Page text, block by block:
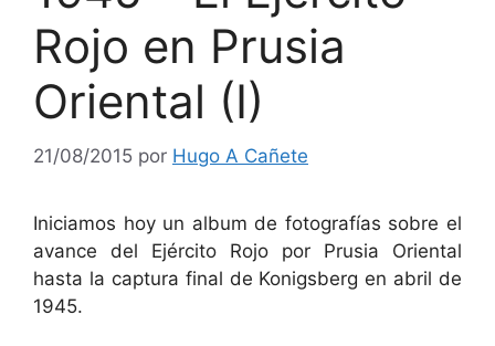
Rojo en Prusia
Oriental (I)
21/08/2015 por Hugo A Cañete
Iniciamos hoy un album de fotografías sobre el
avance del Ejército Rojo por Prusia Oriental
hasta la captura final de Konigsberg en abril de
1945.